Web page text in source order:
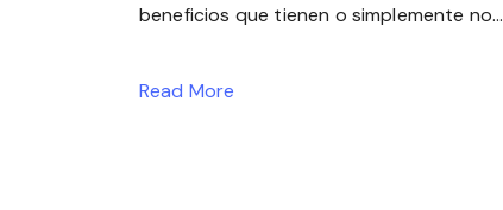
beneficios que tienen o simplemente no...
Read More